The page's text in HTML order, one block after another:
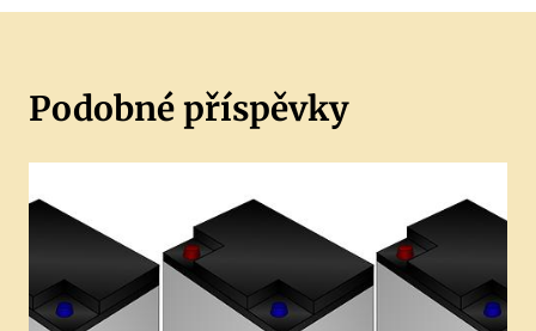
Podobné příspěvky